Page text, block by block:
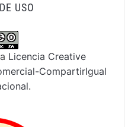
USO
Licencia Creative
CompartirIgual
.